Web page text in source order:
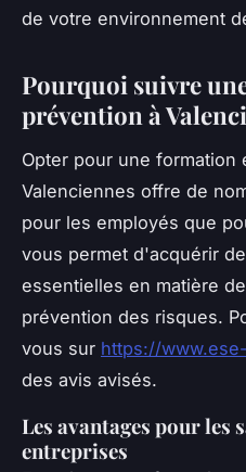
de votre environnement
Pourquoi suivre
prévention à
Opter pour une formation
Valenciennes offre de
pour les employés que
vous permet d'acquérir
essentielles en matière
prévention des risques.
vous sur https://
des avis avisés.
Les avantages pour les
entreprises